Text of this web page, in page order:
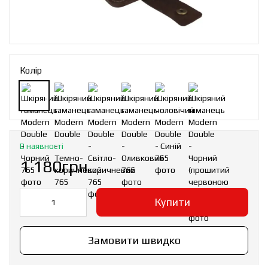
Колір
В наявності
1 180грн
Купити
Замовити швидко